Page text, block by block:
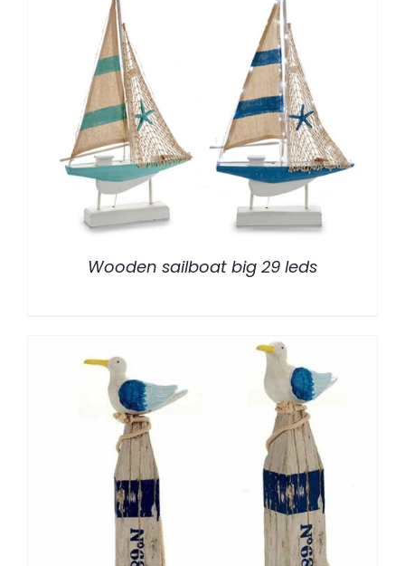
DETALLES
Wooden sailboat big 29 leds